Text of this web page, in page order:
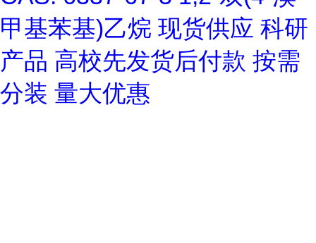
甲基苯基)乙烷 现货供应 科研
产品 高校先发货后付款 按需
分装 量大优惠